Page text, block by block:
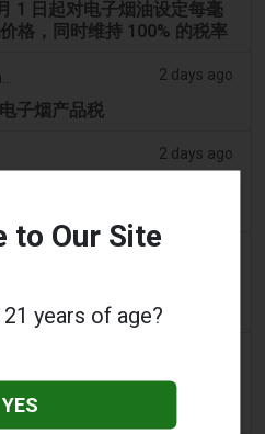
1 日起对电子烟油设定每毫
格，同时维持 100% 的税率
2 days ago
子烟产品税
2 days ago
原定今日生效，但并未生
to Our Site
years of age?
YES